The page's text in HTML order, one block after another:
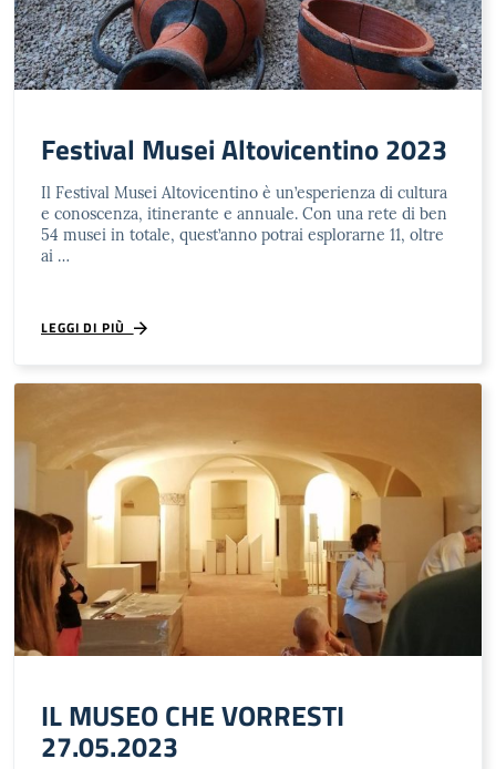
Festival Musei Altovicentino 2023
Il Festival Musei Altovicentino è un’esperienza di cultura
e conoscenza, itinerante e annuale. Con una rete di ben
54 musei in totale, quest’anno potrai esplorarne 11, oltre
ai …
LEGGI DI PIÙ
IL MUSEO CHE VORRESTI
27.05.2023